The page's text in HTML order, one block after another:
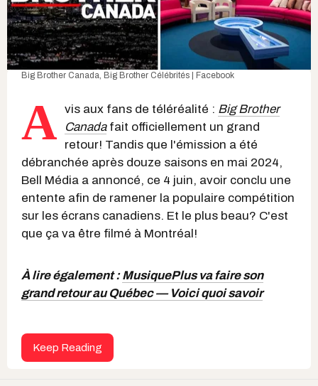
Big Brother Canada Big Brother Célébrités | Facebook
A vis aux fans de téléréalité : Big Brother
Canadafait officiellement un grand
retour! Tandis que l'émission a été
débranchée après douze saisons en mai 2024,
Bell Média a annoncé, ce 4 juin, avoir conclu une
entente afin de ramener la populaire compétition
sur les écrans canadiens. Et le plus beau? C'est
que ça va être filmé à Montréal!
À lire également :MusiquePlus va faire son
grand retour au Québec — Voici quoi savoir
Keep Reading